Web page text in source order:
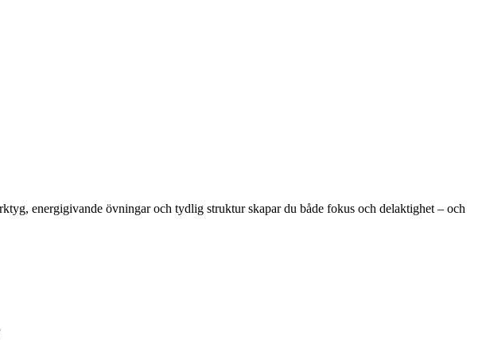
energigivande övningar och tydlig struktur skapar du både fokus och delaktighet – och